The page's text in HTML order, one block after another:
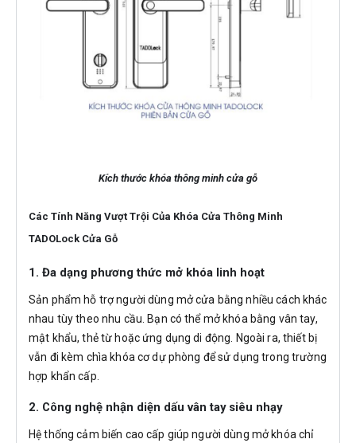
Kích thước khóa thông minh cửa gỗ
Các Tính Năng Vượt Trội Của Khóa Cửa Thông Minh
TADOLock Cửa Gỗ
1. Đa dạng phương thức mở khóa linh hoạt
Sản phẩm hỗ trợ người dùng mở cửa bằng nhiều cách khác
nhau tùy theo nhu cầu. Bạn có thể mở khóa bằng vân tay,
mật khẩu, thẻ từ hoặc ứng dụng di động. Ngoài ra, thiết bị
vẫn đi kèm chìa khóa cơ dự phòng để sử dụng trong trường
hợp khẩn cấp.
2. Công nghệ nhận diện dấu vân tay siêu nhạy
Hệ thống cảm biến cao cấp giúp người dùng mở khóa chỉ